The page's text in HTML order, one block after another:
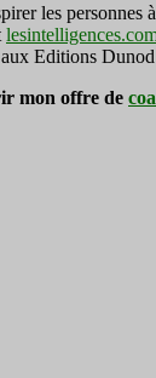
les personnes
Editions
mon offre de